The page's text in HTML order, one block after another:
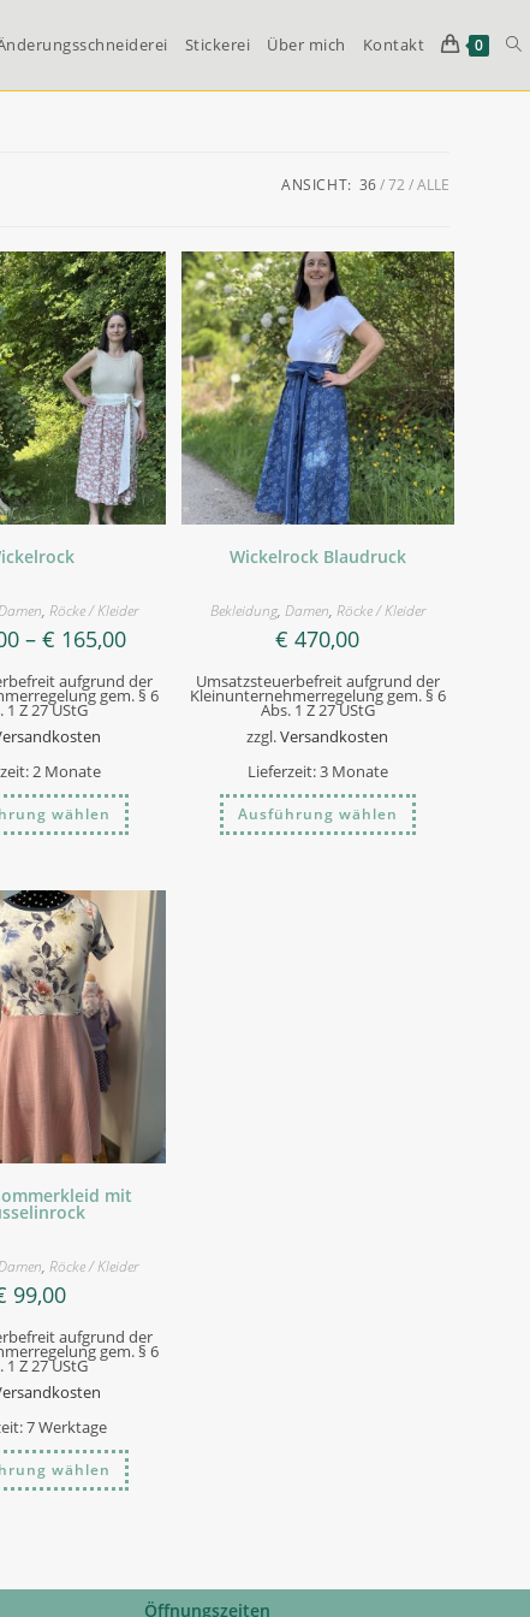
Stickerei Über mich Kontakt 0
ANSICHT: 36 72 ALLE
, Röcke / Kleider
– € 165,00
aufgrund der
gem. § 6
1 Z 27 UStG
2 Monate
wählen
Dieses
Produkt
weist
Die
Optionen
können
auf
der
Produktseite
gewählt
werden
Wickelrock Blaudruck
Bekleidung, Damen, Röcke / Kleider
€ 470,00
Umsatzsteuerbefreit aufgrund der
Kleinunternehmerregelung gem. § 6
Abs. 1 Z 27 UStG
zzgl.Versandkosten
Lieferzeit:3 Monate
Ausführung wählen
Dieses
Produkt
weist
mit
, Röcke / Kleider
99,00
aufgrund der
gem. § 6
1 Z 27 UStG
7 Werktage
wählen
Dieses
Produkt
weist
können
aufÖffnungszeiten